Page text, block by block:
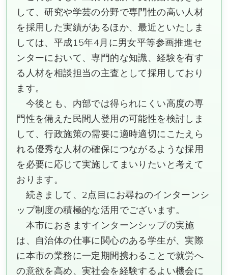
して、研究や学芸の分野で専門性の高い人材
を採用した実績があるほか、最近といたしま
しては、平成15年4月に男女平等参画推進セ
ンターにおいて、専門的な知識、経験を有す
る人材を相談担当の主査として採用しており
ます。
今後とも、内部では得られにくい高度の専
門性を備えた民間人登用の可能性を検討しま
して、行政施策の需要に適時適切にこたえら
れる優秀な人材の確保につながるような採用
を必要に応じて実施してまいりたいと考えて
おります。
続きまして、2点目にお尋ねのインターンシ
ップ制度の積極的な活用でございます。
本市におきますインターンシップの実施
は、自治体の仕事に関心のある学生が、実際
に本市の業務に一定期間携わることで就労へ
の意欲を高め、実社会を経験するよい機会に